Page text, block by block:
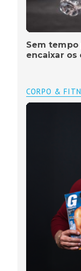
Sem tempo
encaixar os
CORPO &